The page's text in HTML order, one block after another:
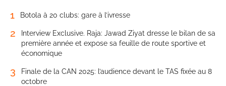
1 Botola à 20 clubs: gare à l’ivresse
2
Interview Exclusive. Raja: Jawad Ziyat dresse le bilan de sa
première année et expose sa feuille de route sportive et
économique
3
Finale de la CAN 2025: l’audience devant le TAS fixée au 8
octobre